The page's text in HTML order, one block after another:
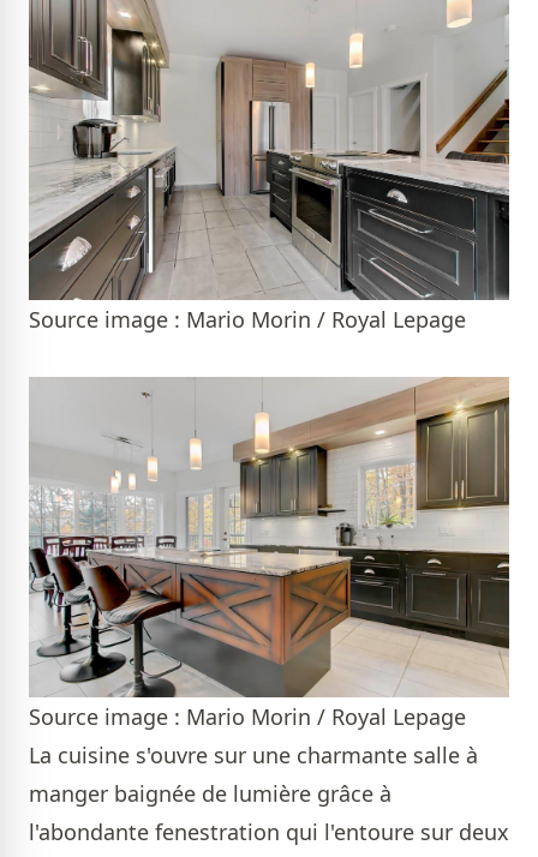
Source image : Mario Morin / Royal Lepage
Source image : Mario Morin / Royal Lepage
La cuisine s'ouvre sur une charmante salle à
manger baignée de lumière grâce à
l'abondante fenestration qui l'entoure sur deux